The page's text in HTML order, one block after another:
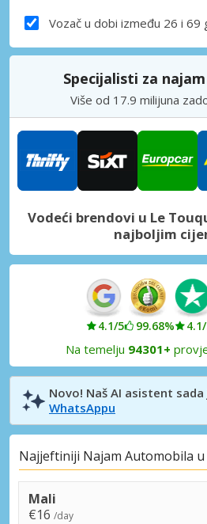
Vozač u dobi između 26 i 69
Specijalisti za
Više od 17.9 milijuna
Vodeći brendovi u Le
najboljim
4.1/5 99.68%
Na temelju 94301+
Novo! Naš AI asistent
WhatsAppu
Najjeftiniji Najam Automobila
Mali
€16 /day